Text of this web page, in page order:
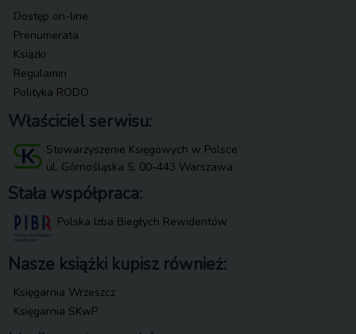
Dostęp on-line
Prenumerata
Książki
Regulamin
Polityka RODO
Właściciel serwisu:
Stowarzyszenie Księgowych w Polsce
ul. Górnośląska 5, 00-443 Warszawa
Stała współpraca:
Polska Izba Biegłych Rewidentów
Nasze książki kupisz również:
Księgarnia Wrzeszcz
Księgarnia SKwP